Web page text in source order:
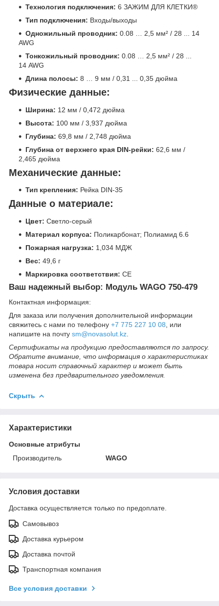
Технология подключения: 6 ЗАЖИМ ДЛЯ КЛЕТКИ®
Тип подключения: Входы/выходы
Одножильный проводник: 0.08 … 2,5 мм² / 28 ... 14
AWG
Тонкожильный проводник: 0.08 … 2,5 мм² / 28 ...
14 AWG
Длина полосы: 8 … 9 мм / 0,31 ... 0,35 дюйма
Физические данные:
Ширина: 12 мм / 0,472 дюйма
Высота: 100 мм / 3,937 дюйма
Глубина: 69,8 мм / 2,748 дюйма
Глубина от верхнего края DIN-рейки: 62,6 мм /
2,465 дюйма
Механические данные:
Тип крепления: Рейка DIN-35
Данные о материале:
Цвет: Светло-серый
Материал корпуса: Поликарбонат; Полиамид 6.6
Пожарная нагрузка: 1,034 МДЖ
Вес: 49,6 г
Маркировка соответствия: СЕ
Ваш надежный выбор: Модуль WAGO 750-479
Контактная информация:
Для заказа или получения дополнительной информации
свяжитесь с нами по телефону +7 775 227 10 08 , или
напишите на почту sm@novasolut.kz
Сертификаты на продукцию предоставляются по запросу.
Обратите внимание, что информация о характеристиках
товара носит справочный характер и может быть
изменена без предварительного уведомления.
Скрыть
Характеристики
Основные атрибуты
Производитель
WAGO
Условия доставки
Доставка осуществляется только по предоплате.
Самовывоз
Доставка курьером
Доставка почтой
Транспортная компания
Все условия доставки